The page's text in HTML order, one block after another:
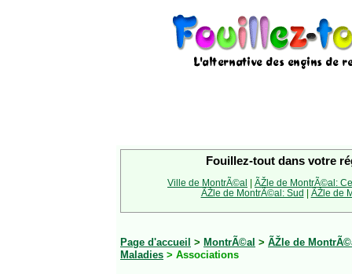
Fouillez-tout dans votre
Ville de MontrÃ©al | ÃŽle de MontrÃ©al:
ÃŽle de MontrÃ©al: Sud | ÃŽle de
Page d'accueil > MontrÃ©al > ÃŽle de
Maladies > Associations